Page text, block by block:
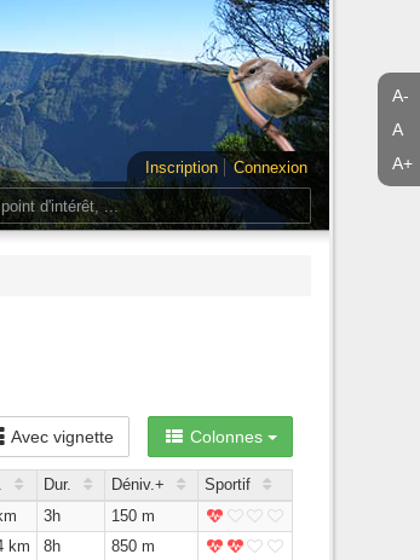
A-
A
A+
Inscription
Connexion
Colonnes
Avec vignette
Dur. Déniv.+
Sportif
3h
150 m
km 8h
850 m